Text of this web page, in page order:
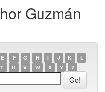
Guzmán
E F G H I J K
L
T U V W X Y Z